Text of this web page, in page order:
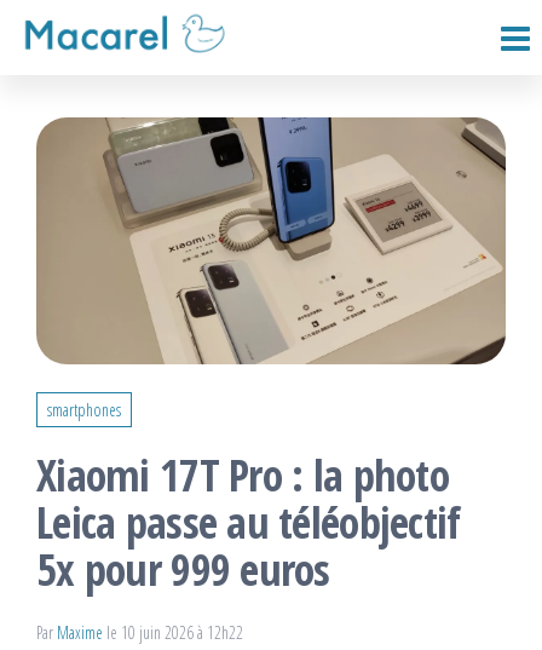
Passer
smartphones
Xiaomi 17T Pro : la photo
Leica passe au téléobjectif
5x pour 999 euros
Par Maxime le 10 juin 2026 à 12h22